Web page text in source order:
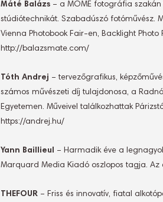
Máté Balázs – a MOME fotográfia szakán
stúdiótechnikát. Szabadúszó fotóművész.
Vienna Photobook Fair-en, Backlight
http://balazsmate.com/
Tóth Andrej – tervezőgrafikus,
számos művészeti díj tulajdonosa, a
Egyetemen. Műveivel találkozhattak
https://andrej.hu/
Yann Baillieul – Harmadik éve a
Marquard Media Kiadó oszlopos tagja. Az
THEFOUR – Friss és innovatív, fiatal